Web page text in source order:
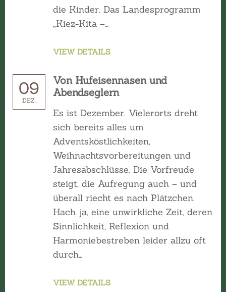
die Kinder. Das Landesprogramm
„Kiez-Kita –…
VIEW DETAILS
09
DEZ.
Von Hufeisennasen und
Abendseglern
Es ist Dezember. Vielerorts dreht
sich bereits alles um
Adventsköstlichkeiten,
Weihnachtsvorbereitungen und
Jahresabschlüsse. Die Vorfreude
steigt, die Aufregung auch – und
überall riecht es nach Plätzchen.
Hach ja, eine unwirkliche Zeit, deren
Sinnlichkeit, Reflexion und
Harmoniebestreben leider allzu oft
durch…
VIEW DETAILS